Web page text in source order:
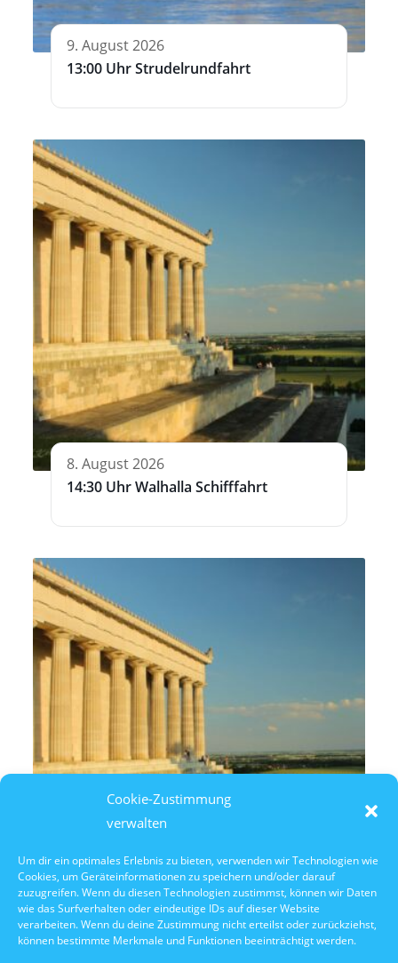
Cookie-Zustimmung
verwalten
Um dir ein optimales Erlebnis zu bieten, verwenden wir Technologien wie
Cookies, um Geräteinformationen zu speichern und/oder darauf
zuzugreifen. Wenn du diesen Technologien zustimmst, können wir Daten
wie das Surfverhalten oder eindeutige IDs auf dieser Website
verarbeiten. Wenn du deine Zustimmung nicht erteilst oder zurückziehst,
können bestimmte Merkmale und Funktionen beeinträchtigt werden.
9. August 2026
13:00 Uhr Strudelrundfahrt
8. August 2026
14:30 Uhr Walhalla Schifffahrt
10. Oktober 2026
10:30 Uhr Walhalla Schifffahrt